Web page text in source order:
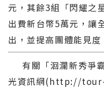
元，其餘3組「閃耀之
出費新台幣5萬元，讓
出，並提高團體能見度
有關「洄瀾新秀爭
光資訊網(http://